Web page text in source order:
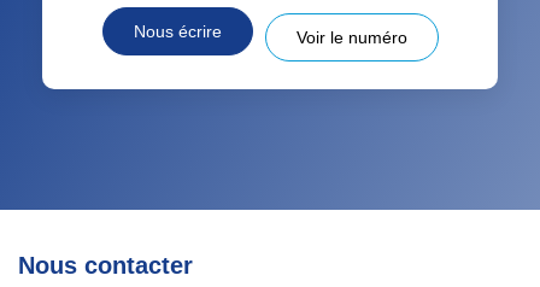
Nous écrire Voir le numéro
Nous contacter